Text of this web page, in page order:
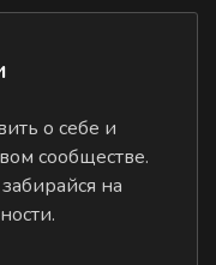
о себе и
сообществе.
на